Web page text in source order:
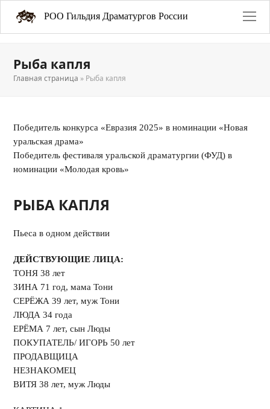
РОО Гильдия Драматургов России
Рыба капля
Главная страница » Рыба капля
Победитель конкурса «Евразия 2025» в номинации «Новая
уральская драма»
Победитель фестиваля уральской драматургии (ФУД) в
номинации «Молодая кровь»
РЫБА КАПЛЯ
Пьеса в одном действии
ДЕЙСТВУЮЩИЕ ЛИЦА:
ТОНЯ 38 лет
ЗИНА 71 год, мама Тони
СЕРЁЖА 39 лет, муж Тони
ЛЮДА 34 года
ЕРЁМА 7 лет, сын Люды
ПОКУПАТЕЛЬ/ ИГОРЬ 50 лет
ПРОДАВЩИЦА
НЕЗНАКОМЕЦ
ВИТЯ 38 лет, муж Люды